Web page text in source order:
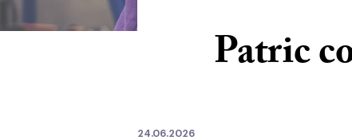
Patric
24.06.2026